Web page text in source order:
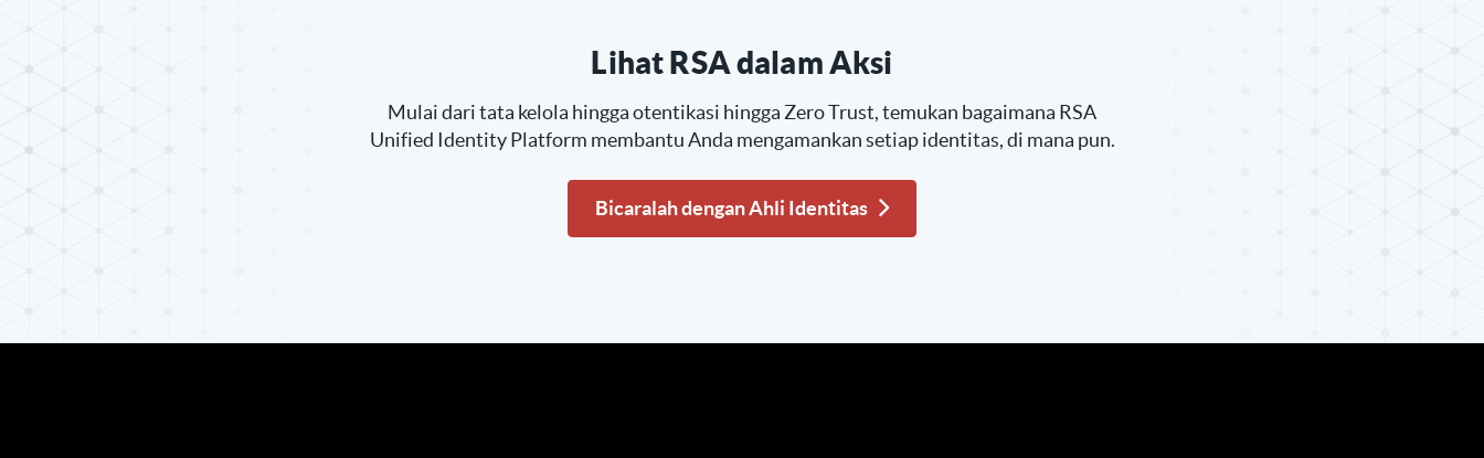
Lihat RSA dalam Aksi
Mulai dari tata kelola hingga otentikasi hingga Zero Trust, temukan bagaimana RSA
Unified Identity Platform membantu Anda mengamankan setiap identitas, di mana pun.
Bicaralah dengan Ahli Identitas